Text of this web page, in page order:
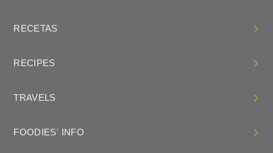
RECETAS
RECIPES
TRAVELS
FOODIES' INFO